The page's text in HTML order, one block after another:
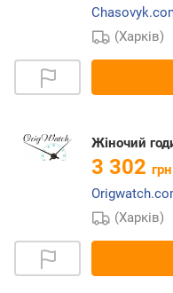
(Харків)
Жіночий
3 302
(Харків)